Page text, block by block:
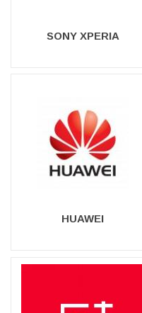
SONY XPERIA
HUAWEI